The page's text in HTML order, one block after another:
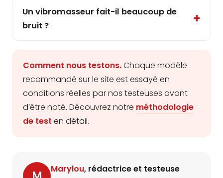
Un vibromasseur fait-il beaucoup de
bruit ?
Comment nous testons.Chaque modèle
recommandé sur le site est essayé en
conditions réelles par nos testeuses avant
d’être noté. Découvrez notre méthodologie
de test en détail.
Marylou, rédactrice et testeuse